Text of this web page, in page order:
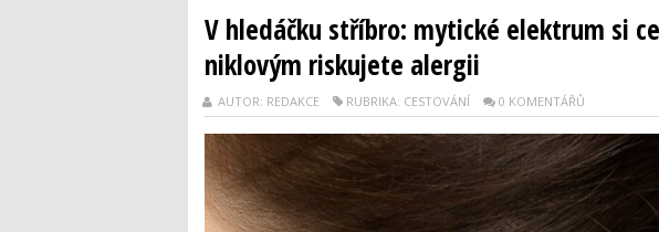
V hledáčku stříbro: mytické elektrum si
niklovým riskujete alergii
AUTOR: REDAKCE RUBRIKA: CESTOVÁNÍ 0 KOMENTÁŘŮ